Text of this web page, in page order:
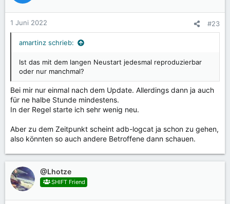
o
n
1 Juni 2022 #23
amartinz schrieb:
Ist das mit dem langen Neustart jedesmal reproduzierbar
oder nur manchmal?
Bei mir nur einmal nach dem Update. Allerdings dann ja auch
für ne halbe Stunde mindestens.
In der Regel starte ich sehr wenig neu.
Aber zu dem Zeitpunkt scheint adb-logcat ja schon zu gehen,
also könnten so auch andere Betroffene dann schauen.
@Lhotze
SHIFT Friend